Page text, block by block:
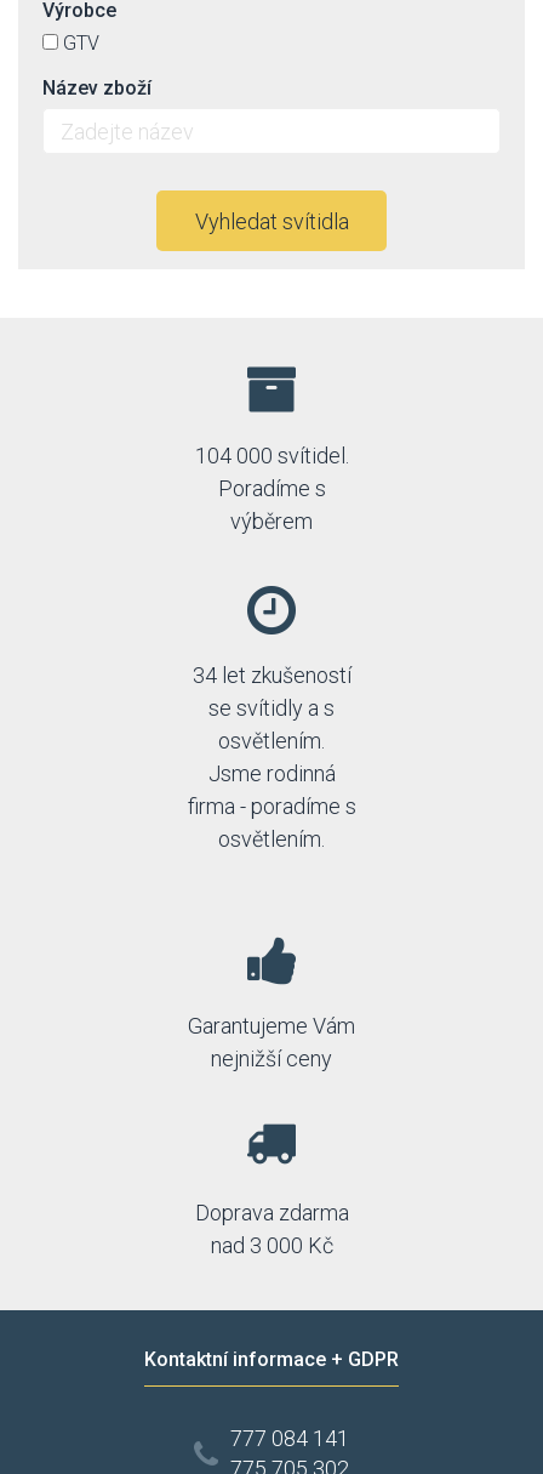
Výrobce
GTV
Název zboží
Vyhledat svítidla
104 000 svítidel.
Poradíme s
výběrem
34 let zkušeností
se svítidly a s
osvětlením.
Jsme rodinná
firma - poradíme s
osvětlením.
Garantujeme Vám
nejnižší ceny
Doprava zdarma
nad 3 000 Kč
Kontaktní informace + GDPR
777 084 141
775 705 302